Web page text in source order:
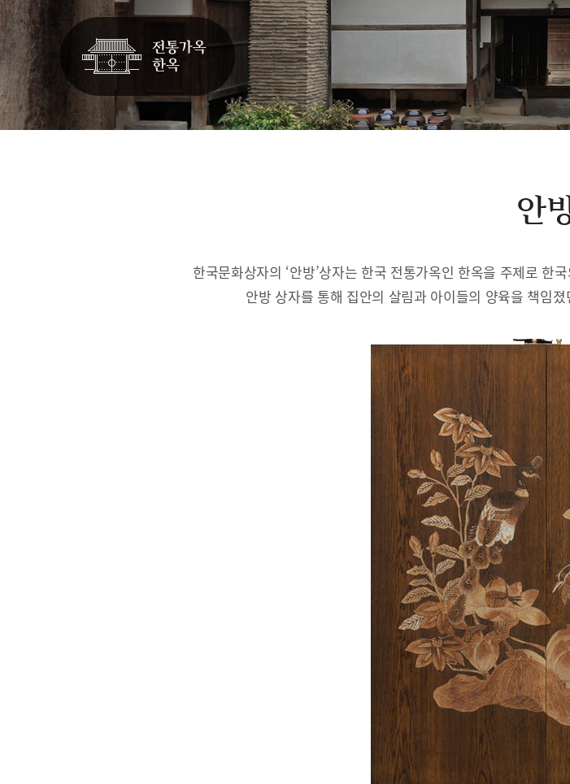
안
한국문화상자의 ‘안방’상자는 한국 전통가옥인 한옥을 주제로 한
안방 상자를 통해 집안의 살림과 아이들의 양육을 책임